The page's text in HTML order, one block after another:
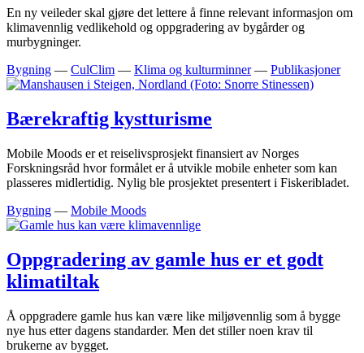
En ny veileder skal gjøre det lettere å finne relevant informasjon om
klimavennlig vedlikehold og oppgradering av bygårder og
murbygninger.
Bygning — CulClim — Klima og kulturminner — Publikasjoner
Bærekraftig kystturisme
Mobile Moods er et reiselivsprosjekt finansiert av Norges
Forskningsråd hvor formålet er å utvikle mobile enheter som kan
plasseres midlertidig. Nylig ble prosjektet presentert i Fiskeribladet.
Bygning — Mobile Moods
Oppgradering av gamle hus er et godt
klimatiltak
Å oppgradere gamle hus kan være like miljøvennlig som å bygge
nye hus etter dagens standarder. Men det stiller noen krav til
brukerne av bygget.